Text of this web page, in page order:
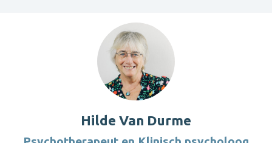
Hilde Van Durme